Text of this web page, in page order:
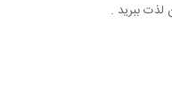
لذت ببرید .